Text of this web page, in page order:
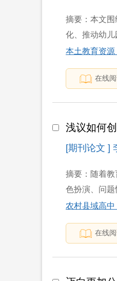
摘要：本文
化、推动幼
本土教育资
在线
浅议如何
[期刊论文 ]
摘要：随着
色扮演、问
农村县域高
在线